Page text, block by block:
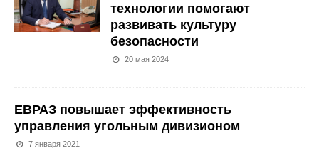
технологии помогают
развивать культуру
безопасности
20 мая 2024
ЕВРАЗ повышает эффективность
управления угольным дивизионом
7 января 2021